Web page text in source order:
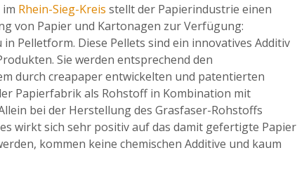
Rhein-Sieg-Kreis stellt der Papierindustrie einen
von Papier und Kartonagen zur Verfügung:
Pelletform. Diese Pellets sind ein innovatives Additiv
Sie werden entsprechend den
durch creapaper entwickelten und patentierten
Papierfabrik als Rohstoff in Kombination mit
bei der Herstellung des Grasfaser-Rohstoffs
wirkt sich sehr positiv auf das damit gefertigte Papier
kommen keine chemischen Additive und kaum